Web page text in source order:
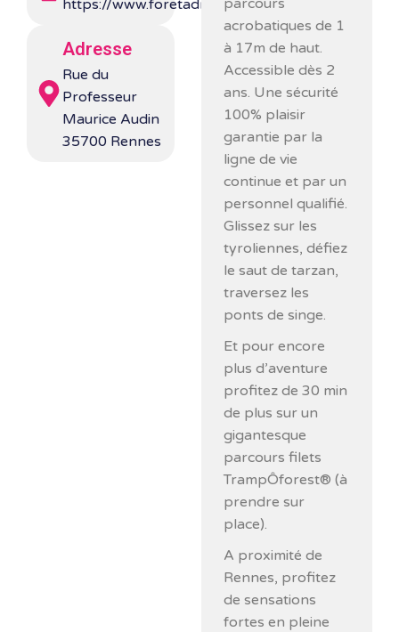
https://www.foretadrenaline.com/rennes/
Adresse
Rue du
Professeur
Maurice Audin
35700 Rennes
parcours
acrobatiques de 1
à 17m de haut.
Accessible dès 2
ans. Une sécurité
100% plaisir
garantie par la
ligne de vie
continue et par un
personnel qualifié.
Glissez sur les
tyroliennes, défiez
le saut de tarzan,
traversez les
ponts de singe.
Et pour encore
plus d’aventure
profitez de 30 min
de plus sur un
gigantesque
parcours filets
TrampÔforest® (à
prendre sur
place).
A proximité de
Rennes, profitez
de sensations
fortes en pleine